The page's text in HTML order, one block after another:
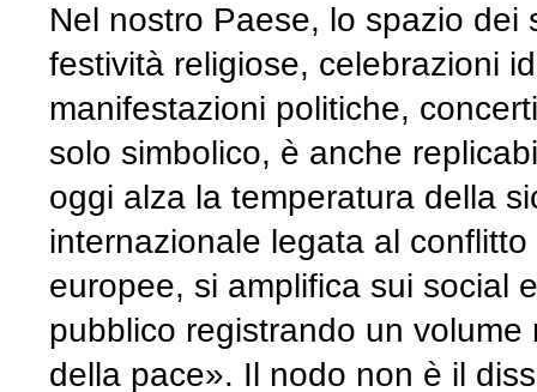
Nel nostro Paese, lo spazio
festività religiose, celebrazioni
manifestazioni politiche,
solo simbolico, è anche
oggi alza la temperatura della
internazionale legata al
europee, si amplifica sui social
pubblico registrando un
della pace». Il nodo non è il